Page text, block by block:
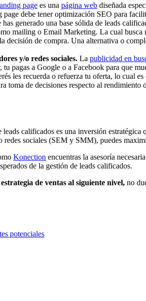
page es una página web diseñada
page debe tener optimización SEO para
generado una base sólida de leads
mailing o Email Marketing. La cual
decisión de compra. Una alternativa o
y/o redes sociales. La publicidad en
tu pagas a Google o a Facebook para que
les recuerda o refuerza tu oferta, lo cual
toma de decisiones respecto al rendimiento
leads calificados es una inversión
redes sociales (SEM y SMM), puedes
Konection encuentras la asesoría
de la gestión de leads calificados.
de ventas al siguiente nivel, no
potenciales